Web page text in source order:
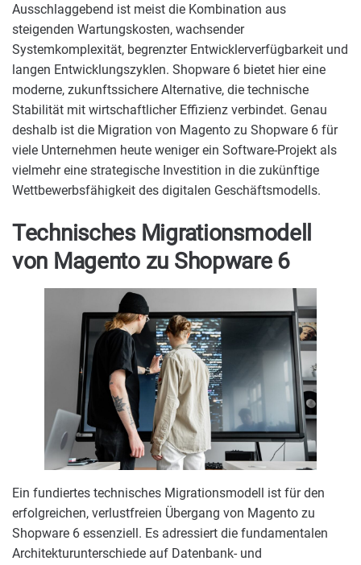
Ausschlaggebend ist meist die Kombination aus
steigenden Wartungskosten, wachsender
Systemkomplexität, begrenzter Entwicklerverfügbarkeit und
langen Entwicklungszyklen. Shopware 6 bietet hier eine
moderne, zukunftssichere Alternative, die technische
Stabilität mit wirtschaftlicher Effizienz verbindet. Genau
deshalb ist die Migration von Magento zu Shopware 6 für
viele Unternehmen heute weniger ein Software-Projekt als
vielmehr eine strategische Investition in die zukünftige
Wettbewerbsfähigkeit des digitalen Geschäftsmodells.
Technisches Migrationsmodell
von Magento zu Shopware 6
Ein fundiertes technisches Migrationsmodell ist für den
erfolgreichen, verlustfreien Übergang von Magento zu
Shopware 6 essenziell. Es adressiert die fundamentalen
Architekturunterschiede auf Datenbank- und